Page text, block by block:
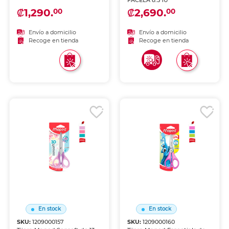
₡1,290.00
Envío a domicilio
Recoge en tienda
₡2,690.00
Envío a domicilio
Recoge en tienda
En stock
SKU:1209000157
En stock
SKU: 1209000160